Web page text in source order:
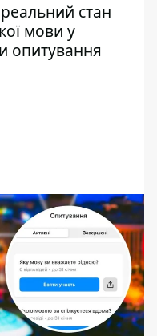
стан
мови у
опитування